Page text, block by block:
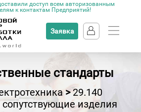
доступ всем авторизованным
к контактам Предприятий!
Заявка
стандарты
>29.140
изделия